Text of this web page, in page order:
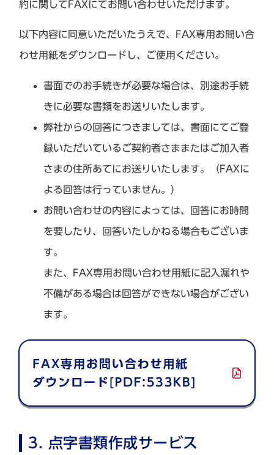
約に関してFAXにてお問い合わせいただけます。
以下内容に同意いただいたうえで、FAX専用お問い合
わせ用紙をダウンロードし、ご使用ください。
書面でのお手続きが必要な場合は、別途お手続
きに必要な書類をお送りいたします。
弊社からの回答につきましては、書面にてご登
録いただいているご契約者さままたはご加入者
さまの住所あてにお送りいたします。（FAXに
よる回答は行っていません。）
お問い合わせの内容によっては、回答にお時間
を要したり、回答いたしかねる場合もございま
す。
また、FAX専用お問い合わせ用紙に記入漏れや
不備がある場合は回答ができない場合がござい
ます。
3. 点字書類作成サービス